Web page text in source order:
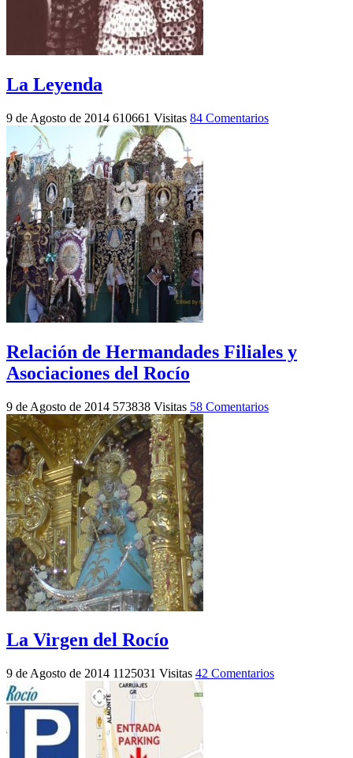
La Leyenda
9 de Agosto de 2014 610661 Visitas 84 Comentarios
Relación de Hermandades Filiales y
Asociaciones del Rocío
9 de Agosto de 2014 573838 Visitas 58 Comentarios
La Virgen del Rocío
9 de Agosto de 2014 1125031 Visitas 42 Comentarios